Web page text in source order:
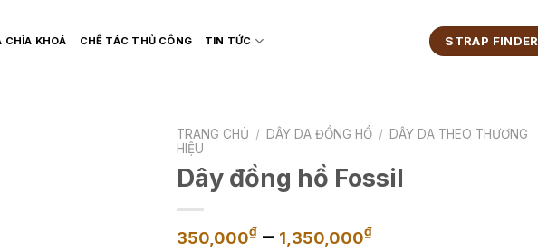
CHÌA KHOÁ CHẾ TÁC THỦ CÔNG TIN TỨC STRAP FINDER
TRANG CHỦ / DÂY DA ĐỒNG HỒ / DÂY DA THEO THƯƠNG
HIỆU
Dây đồng hồ Fossil
350,000₫ – 1,350,000₫Khoảng